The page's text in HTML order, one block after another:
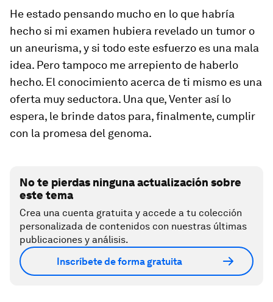
He estado pensando mucho en lo que habría
hecho si mi examen hubiera revelado un tumor o
un aneurisma, y si todo este esfuerzo es una mala
idea. Pero tampoco me arrepiento de haberlo
hecho. El conocimiento acerca de ti mismo es una
oferta muy seductora. Una que, Venter así lo
espera, le brinde datos para, finalmente, cumplir
con la promesa del genoma.
No te pierdas ninguna actualización sobre
este tema
Crea una cuenta gratuita y accede a tu colección
personalizada de contenidos con nuestras últimas
publicaciones y análisis.
Inscríbete de forma gratuita